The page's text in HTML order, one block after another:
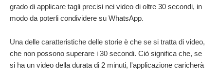
grado di applicare tagli precisi nei video di oltre 30 secondi, in
modo da poterli condividere su WhatsApp.
Una delle caratteristiche delle storie è che se si tratta di video,
che non possono superare i 30 secondi. Ciò significa che, se
si ha un video della durata di 2 minuti, l'applicazione caricherà